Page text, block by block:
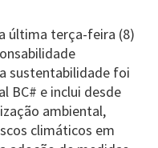
última terça-feira (8)
sustentabilidade foi
BC# e inclui desde
ambiental,
climáticos em